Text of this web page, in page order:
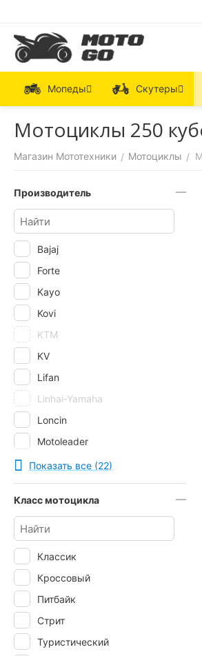
Мопеды Скутеры
Мотоциклы 250
Магазин Мототехники / Мотоциклы /
Производитель
Bajaj
Forte
Kayo
Kovi
KTM
KV
Lifan
Linhai-Yamaha
Loncin
Motoleader
Musstang
Qingqi
RIDER
Senke
Показать все (22)
Класс мотоцикла
Классик
Кроссовый
Питбайк
Стрит
Туристический